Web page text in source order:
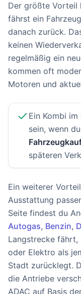
Der größte Vorteil
fährst ein
danach zurück.
keinen
regelmäßig ein
kommen oft
Motoren und
Ein Kombi
sein, wenn du
späteren
Ein weiterer
Ausstattung
Seite findest du
Autogas, Benzin,
Langstrecke fährt,
oder Elektro als
Stadt zurücklegt.
die Antriebe
ADAC auf Basis